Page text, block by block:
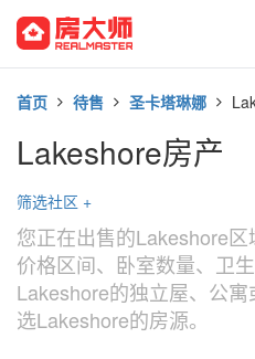
首页 待售 圣卡塔琳娜
Lakeshore房产
筛选社区 +
您正在出售的Lakeshore
价格区间、卧室数量、卫
Lakeshore的独立屋、公
选Lakeshore的房源。